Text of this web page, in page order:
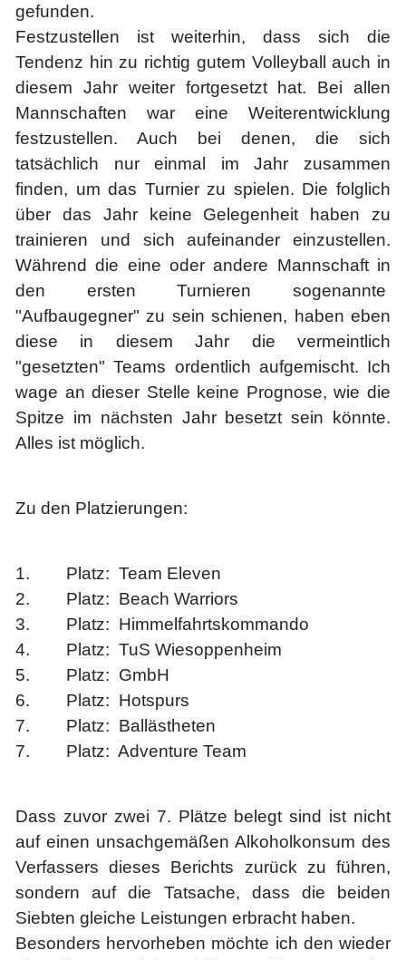
gefunden.
Festzustellen ist weiterhin, dass sich die
Tendenz hin zu richtig gutem Volleyball auch in
diesem Jahr weiter fortgesetzt hat. Bei allen
Mannschaften war eine Weiterentwicklung
festzustellen. Auch bei denen, die sich
tatsächlich nur einmal im Jahr zusammen
finden, um das Turnier zu spielen. Die folglich
über das Jahr keine Gelegenheit haben zu
trainieren und sich aufeinander einzustellen.
Während die eine oder andere Mannschaft in
den ersten Turnieren sogenannte
"Aufbaugegner" zu sein schienen, haben eben
diese in diesem Jahr die vermeintlich
"gesetzten" Teams ordentlich aufgemischt. Ich
wage an dieser Stelle keine Prognose, wie die
Spitze im nächsten Jahr besetzt sein könnte.
Alles ist möglich.
Zu den Platzierungen:
1. Platz: Team Eleven
2. Platz: Beach Warriors
3. Platz: Himmelfahrtskommando
4. Platz: TuS Wiesoppenheim
5. Platz: GmbH
6. Platz: Hotspurs
7. Platz: Ballästheten
7. Platz: Adventure Team
Dass zuvor zwei 7. Plätze belegt sind ist nicht
auf einen unsachgemäßen Alkoholkonsum des
Verfassers dieses Berichts zurück zu führen,
sondern auf die Tatsache, dass die beiden
Siebten gleiche Leistungen erbracht haben.
Besonders hervorheben möchte ich den wieder